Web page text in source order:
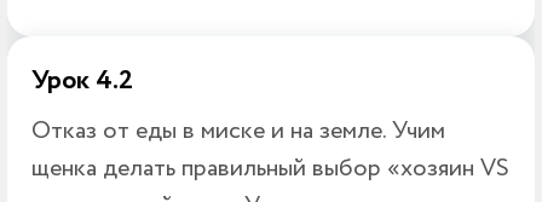
Урок 4.2
Отказ от еды в миске и на земле. Учим
щенка делать правильный выбор «хозяин VS